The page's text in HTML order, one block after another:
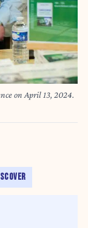
on April 13, 2024.